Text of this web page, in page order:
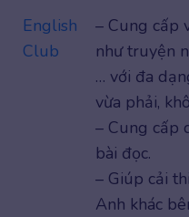
English
Club
– Cung cấp
như truyện
… với đa
vừa phải,
– Cung cấp
bài đọc.
– Giúp cải
Anh khác